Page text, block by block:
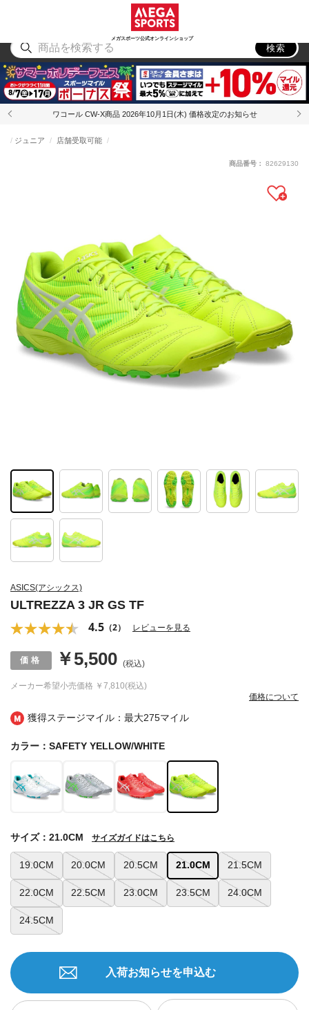
メガスポーツ公式オンラインショップ
アウトドア
検索
ワコール CW-X商品 2026年10月1日(木) 価格改定のお知らせ
獲得ステージマイル：最大275マイル
ASICS(アシックス)
ULTREZZA 3 JR GS TF
4.5 （2） レビューを見る
ジュニア 店舗受取可能
メーカー希望小売価格 ￥7,810(税込)
￥5,500 (税込)
価格について
商品番号： 82629130
カラー：SAFETY YELLOW/WHITE
19.0CM 20.0CM 20.5CM 21.0CM 21.5CM
22.0CM 22.5CM 23.0CM 23.5CM 24.0CM
24.5CM
サイズ：21.0CM サイズガイドはこちら
入荷お知らせを申込む